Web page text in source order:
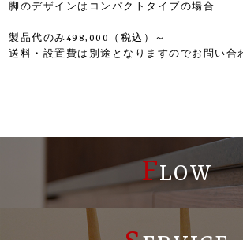
脚のデザインはコンパクトタイプの場合
製品代のみ498,000（税込）～
送料・設置費は別途となりますのでお問い合
FLOW